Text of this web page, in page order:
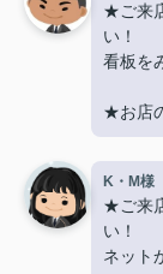
★担当
また引
す。
★ご来
い！
看板を
★お店
か？
親切に
★担当
契約ま
した！
K・M様
★ご来
い！
ネット